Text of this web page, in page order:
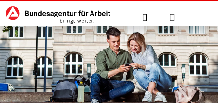
zu den Hauptinhalten springen
Hauptnavigation Suche Anmelden